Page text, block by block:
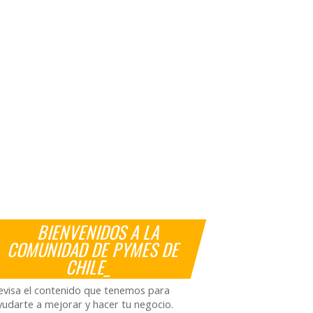
BIENVENIDOS A LA
COMUNIDAD DE PYMES DE
CHILE_
el contenido que tenemos para
a mejorar y hacer tu negocio.